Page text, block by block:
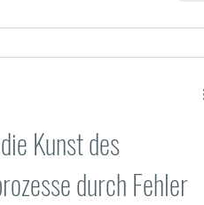
Kunst des
durch Fehler